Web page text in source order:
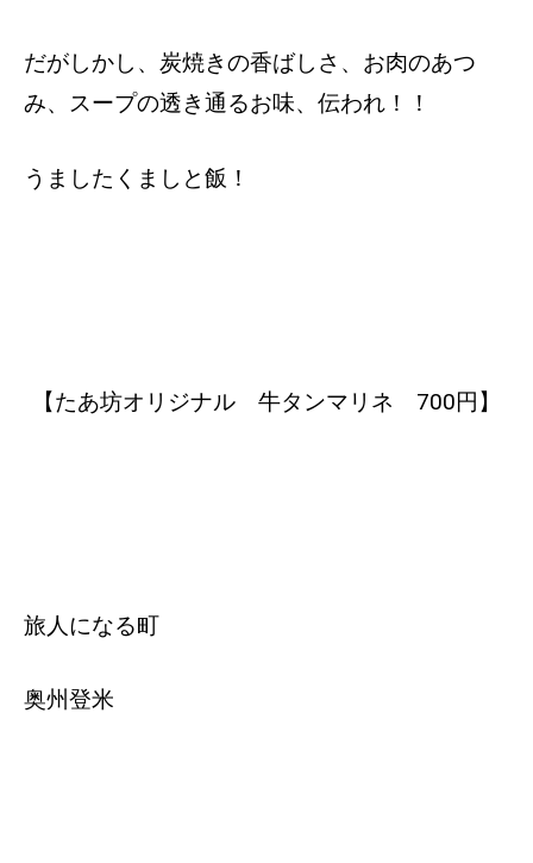
だがしかし、炭焼きの香ばしさ、お肉のあつ
み、スープの透き通るお味、伝われ！！
うましたくましと飯！
【たあ坊オリジナル 牛タンマリネ 700円】
旅人になる町
奥州登米